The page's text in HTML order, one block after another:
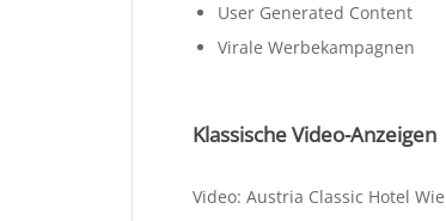
User Generated Content
Virale Werbekampagnen
Klassische Video-Anzeigen
Video: Austria Classic Hotel